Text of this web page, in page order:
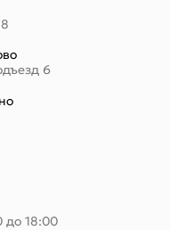
6
до 18:00